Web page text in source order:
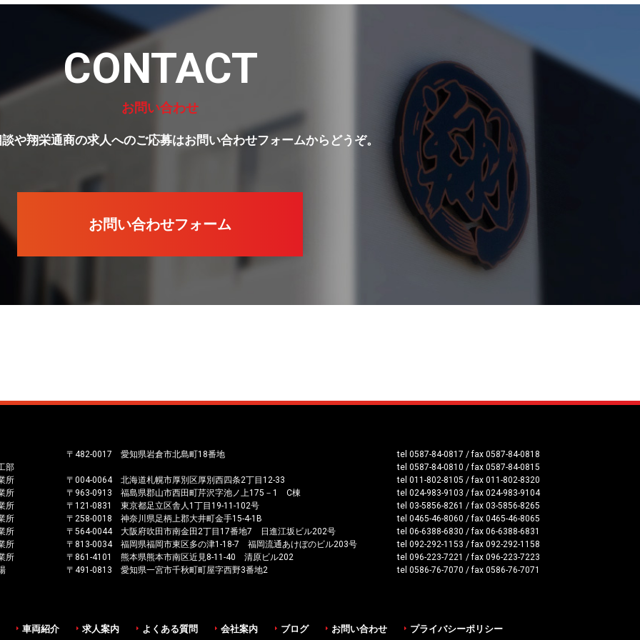
CONTACT
お問い合わせ
や翔栄通商の求人へのご応募はお問い合わせフォームからどうぞ。
お問い合わせフォーム
〒482-0017 愛知県岩倉市北島町18番地
tel 0587-84-0817 / fax 0587-84-0818
部
tel 0587-84-0810 / fax 0587-84-0815
所
〒004-0064 北海道札幌市厚別区厚別西四条2丁目12-33
tel 011-802-8105 / fax 011-802-8320
所
〒963-0913 福島県郡山市西田町芹沢字池ノ上175－1 C棟
tel 024-983-9103 / fax 024-983-9104
所
〒121-0831 東京都足立区舎人1丁目19-11-102号
tel 03-5856-8261 / fax 03-5856-8265
所
〒258-0018 神奈川県足柄上郡大井町金手15-4-1B
tel 0465-46-8060 / fax 0465-46-8065
所
〒564-0044 大阪府吹田市南金田2丁目17番地7 日進江坂ビル202号
tel 06-6388-6830 / fax 06-6388-6831
所
〒813-0034 福岡県福岡市東区多の津1-18-7 福岡流通あけぼのビル203号
tel 092-292-1153 / fax 092-292-1158
所
〒861-4101 熊本県熊本市南区近見8-11-40 清原ビル202
tel 096-223-7221 / fax 096-223-7223
〒491-0813 愛知県一宮市千秋町町屋字西野3番地2 tel 0586-76-7070 / fax 0586-76-7071
車両紹介 求人案内 よくある質問 会社案内 ブログ お問い合わせ プライバシーポリシー